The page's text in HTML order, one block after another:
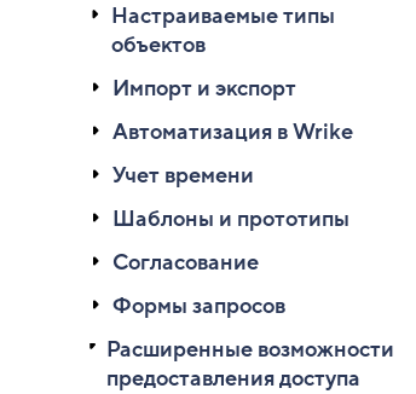
Настраиваемые типы
объектов
Импорт и экспорт
Автоматизация в Wrike
Учет времени
Шаблоны и прототипы
Согласование
Формы запросов
Расширенные возможности
предоставления доступа